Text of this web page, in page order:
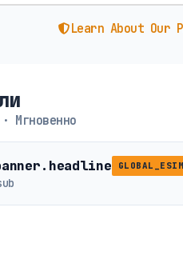
Learn About Our
Мгновенно